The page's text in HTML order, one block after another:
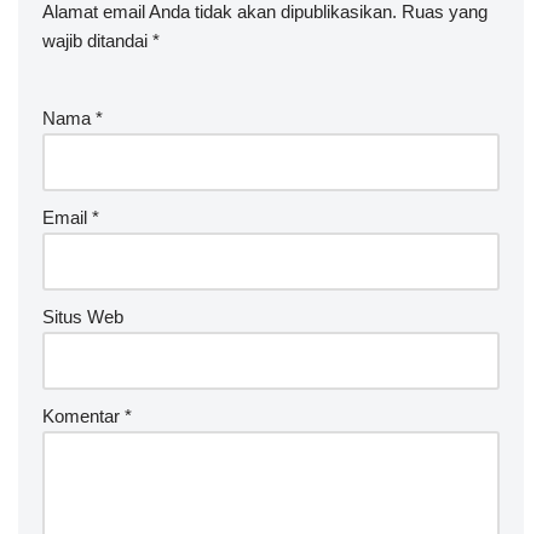
Alamat email Anda tidak akan dipublikasikan. Ruas yang
wajib ditandai *
Nama *
Email *
Situs Web
Komentar *